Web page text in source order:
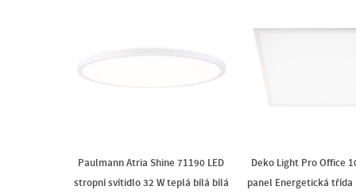
Paulmann Atria Shine 71190 LED
stropní svítidlo 32 W teplá bílá bílá
Deko Light Pro Office
panel Energetická třída